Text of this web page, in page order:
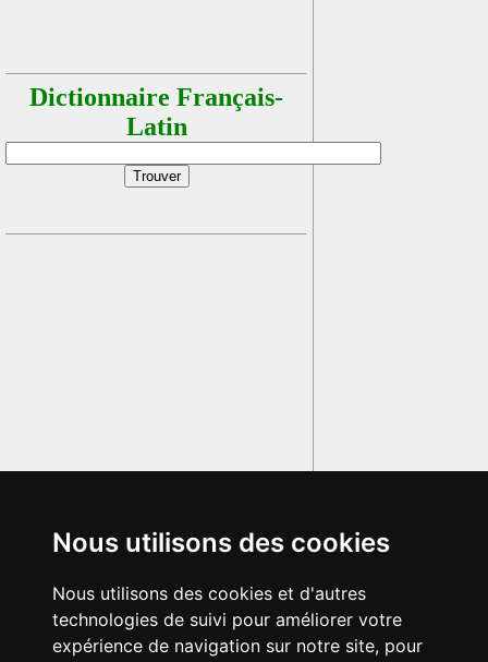
Nous utilisons des cookies
Nous utilisons des cookies et d'autres
technologies de suivi pour améliorer votre
expérience de navigation sur notre site, pour
Dictionnaire Français-
Latin